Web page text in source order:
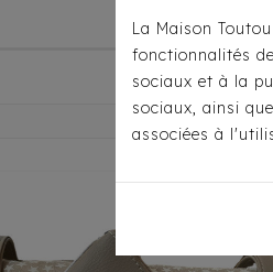
La Maison
fonctionnalités
sociaux et à la
sociaux, ainsi
associées à